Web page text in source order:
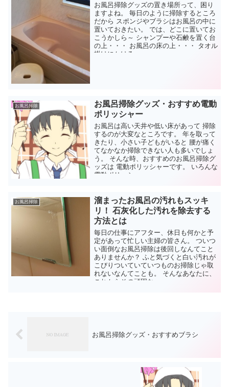
お風呂掃除グッズの置き場所って、困り
ますよね。 毎日のように掃除するところ
だから スポンジやブラシはお風呂の中に
置いておきたい。 では、どこに置いてお
こうかしら～ シャンプーや石鹸を置く台
の上・・・ お風呂の床の上・・・ タオル
掛けにかける...
お風呂掃除
お風呂掃除グッズ・おすすめ電動
ポリッシャー
お風呂は高い天井や低い床があって 掃除
するのが大変なところです。 年を取って
きたり、小さい子どもがいると 腰が痛く
てなかなか掃除できない人も多いでしょ
う。 そんな時、おすすめのお風呂掃除グ
ッズは 電動ポリッシャーです。 いろんな
電動ポリッシ...
お風呂掃除
溜まったお風呂の汚れもスッキ
リ！ 石灰化した汚れを除去する
方法とは
毎日の仕事にアフター、休日も何かと予
定があって忙しい主婦の皆さん。 ついつ
い面倒なお風呂掃除は後回しなんてこと
ありませんか？ ふと気づくと白い汚れが
こびりついていていつものお掃除じゃ取
れないなんてことも。 そんなあなたに、
これからその頑固な...
お風呂掃除グッズ・おすすめブラシ